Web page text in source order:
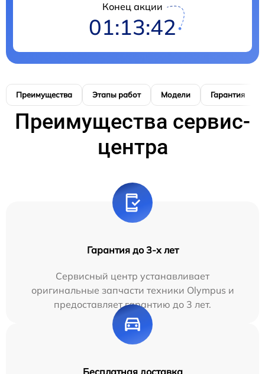
Конец акции
01:13:41
Преимущества Этапы работ Модели Гарантия
Преимущества сервис-
центра
Гарантия до 3-х лет
Сервисный центр устанавливает
оригинальные запчасти техники Olympus и
предоставляет гарантию до 3 лет.